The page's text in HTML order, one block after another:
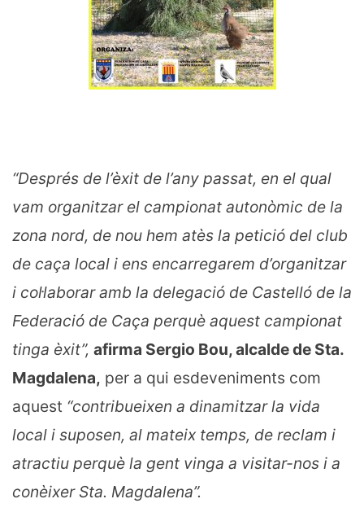
“Després de l’èxit de l’any passat, en el qual
vam organitzar el campionat autonòmic de la
zona nord, de nou hem atès la petició del club
de caça local i ens encarregarem d’organitzar
i col·laborar amb la delegació de Castelló de la
Federació de Caça perquè aquest campionat
tinga èxit”, afirma Sergio Bou, alcalde de Sta.
Magdalena, per a qui esdeveniments com
aquest “contribueixen a dinamitzar la vida
local i suposen, al mateix temps, de reclam i
atractiu perquè la gent vinga a visitar-nos i a
conèixer Sta. Magdalena”.